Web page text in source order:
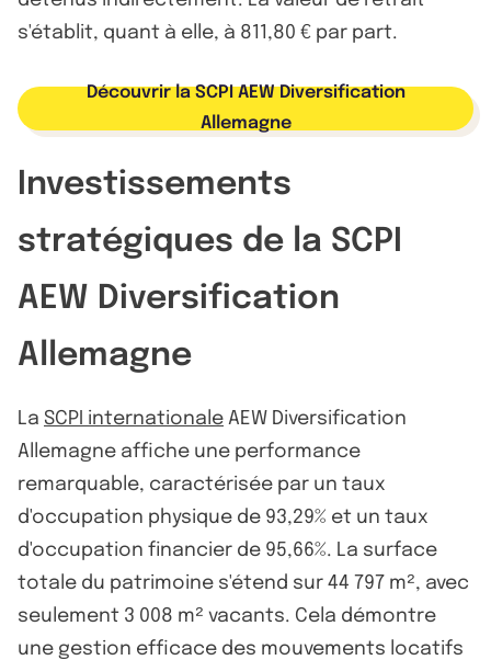
s'établit, quant à elle, à 811,80 € par part.
Découvrir la SCPI AEW Diversification
Allemagne
Investissements
stratégiques de la SCPI
AEW Diversification
Allemagne
La SCPI internationale AEW Diversification
Allemagne affiche une performance
remarquable, caractérisée par un taux
d'occupation physique de 93,29% et un taux
d'occupation financier de 95,66%. La surface
totale du patrimoine s'étend sur 44 797 m², avec
seulement 3 008 m² vacants. Cela démontre
une gestion efficace des mouvements locatifs